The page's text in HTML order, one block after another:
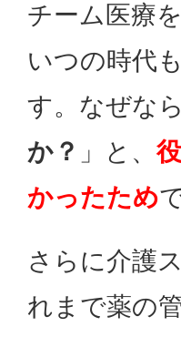
チーム医療
いつの時代
す。なぜな
か？ 」と、
かったため
さらに介護
れまで薬の